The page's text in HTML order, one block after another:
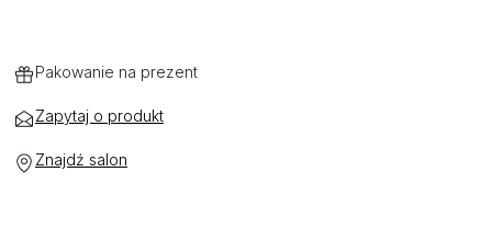
Pakowanie na prezent
Zapytaj o produkt
Znajdź salon